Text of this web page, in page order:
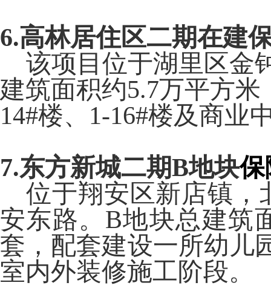
6.高林居住区二期在建
该项目位于湖里区金
建筑面积约5.7万平方米
14#楼、 1-16#楼及商业
7.东方新城二期B地块保
位于翔安区新店镇，
安东路。 B地块总建筑
套，配套建设一所幼儿
室内外装修施工阶段。